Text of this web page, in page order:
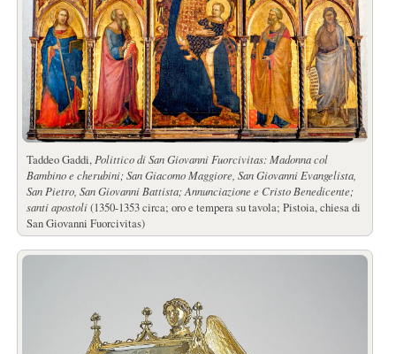
Taddeo Gaddi, Polittico di San Giovanni Fuorcivitas: Madonna col
Bambino e cherubini; San Giacomo Maggiore, San Giovanni Evangelista,
San Pietro, San Giovanni Battista; Annunciazione e Cristo Benedicente;
santi apostoli(1350-1353 circa; oro e tempera su tavola; Pistoia, chiesa di
San Giovanni Fuorcivitas)